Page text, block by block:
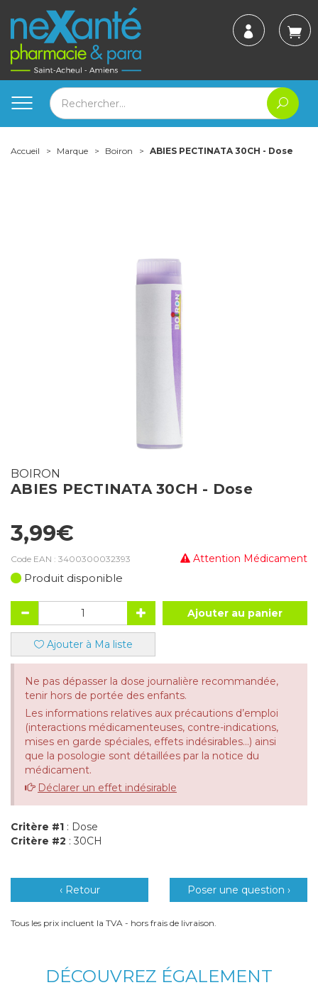
Accueil Marque Boiron ABIES PECTINATA 30CH - Dose
BOIRON
ABIES PECTINATA 30CH - Dose
3,99€
Attention Médicament
Code EAN : 3400300032393
Produit disponible
Ajouter au panier
Ajouter à Ma liste
Ne pas dépasser la dose journalière recommandée,
tenir hors de portée des enfants.
Les informations relatives aux précautions d’emploi
(interactions médicamenteuses, contre-indications,
mises en garde spéciales, effets indésirables...) ainsi
que la posologie sont détaillées par la notice du
médicament.
Déclarer un effet indésirable
Critère #1 : Dose
Critère #2 : 30CH
‹ Retour Poser une question ›
Tous les prix incluent la TVA - hors frais de livraison.
DÉCOUVREZ ÉGALEMENT